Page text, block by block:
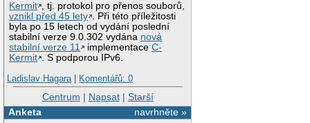
Kermit , tj. protokol pro přenos souborů,
vznikl před 45 lety . Při této příležitosti
byla po 15 letech od vydání poslední
stabilní verze 9.0.302 vydána nová
stabilní verze 11
implementaceC-
Kermit . S podporou IPv6.
Ladislav Hagara| Komentářů: 0
Centrum | Napsat| Starší
navrhněte »
Anketa